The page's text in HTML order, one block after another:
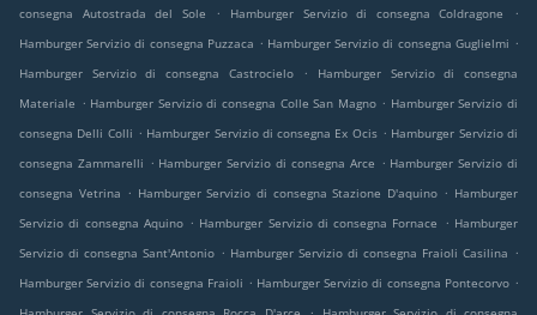
consegna Autostrada del Sole
. Hamburger Servizio di consegna Coldragone
.
Hamburger Servizio di consegna Puzzaca . Hamburger Servizio di consegna Guglielmi .
Hamburger Servizio di consegna Castrocielo
.
Hamburger Servizio di consegna
Materiale . Hamburger Servizio di consegna Colle San Magno . Hamburger Servizio di
consegna Delli Colli . Hamburger Servizio di consegna Ex Ocis . Hamburger Servizio di
consegna Zammarelli . Hamburger Servizio di consegna Arce . Hamburger Servizio di
consegna Vetrina . Hamburger Servizio di consegna Stazione D'aquino . Hamburger
Servizio di consegna Aquino . Hamburger Servizio di consegna Fornace . Hamburger
Servizio di consegna Sant'Antonio . Hamburger Servizio di consegna Fraioli Casilina .
Hamburger Servizio di consegna Fraioli . Hamburger Servizio di consegna Pontecorvo .
.